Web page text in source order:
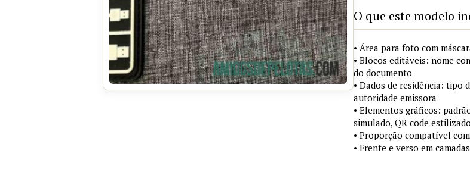
O que este modelo
• Área para foto com
• Blocos editáveis: nome
do documento
• Dados de residência: tipo
autoridade emissora
• Elementos gráficos:
simulado, QR code estilizado
• Proporção compatível
• Frente e verso em